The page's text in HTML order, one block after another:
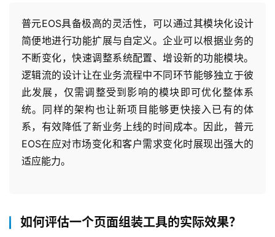
普元EOS具备极高的灵活性，可以通过其模块化设计
简便地进行功能扩展与自定义。企业可以根据业务的
不断变化，快速调整系统配置、增设新的功能模块。
逻辑流的设计让在业务流程中不同环节能够独立于彼
此发展，仅需调整受到影响的模块即可优化整体系
统。同样的架构也让新项目能够更快接入已有的体
系，有效降低了新业务上线的时间成本。因此，普元
EOS在应对市场变化和客户需求变化时展现出强大的
适应能力。
如何评估一个页面组装工具的实际效果？